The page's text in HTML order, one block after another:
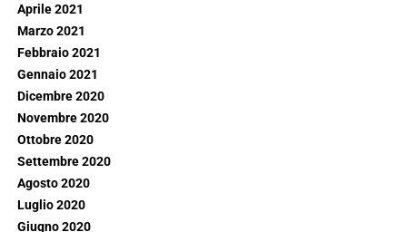
Aprile 2021
Marzo 2021
Febbraio 2021
Gennaio 2021
Dicembre 2020
Novembre 2020
Ottobre 2020
Settembre 2020
Agosto 2020
Luglio 2020
Giugno 2020